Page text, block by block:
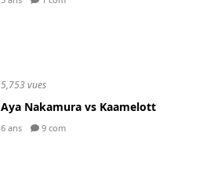
5,753 vues
Aya Nakamura vs Kaamelott
6 ans 9 com